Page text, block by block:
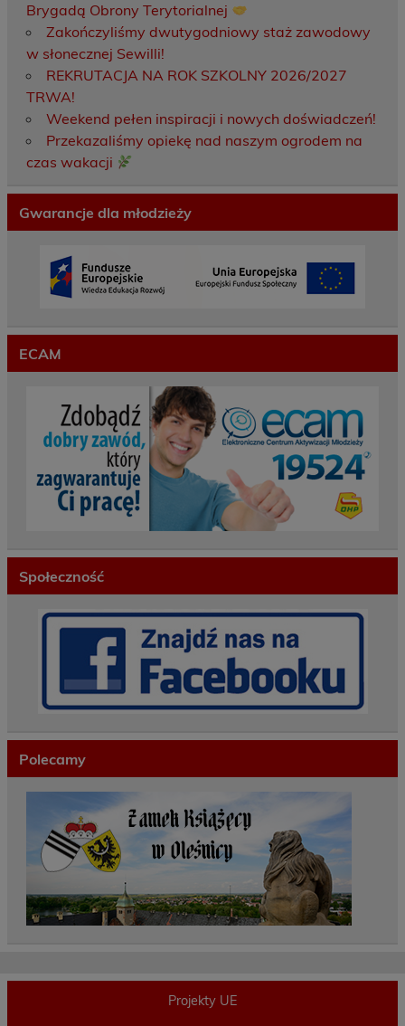
Brygadą Obrony Terytorialnej
Zakończyliśmy dwutygodniowy staż zawodowy
w słonecznej Sewilli!
REKRUTACJA NA ROK SZKOLNY 2026/2027
TRWA!
Weekend pełen inspiracji i nowych doświadczeń!
Przekazaliśmy opiekę nad naszym ogrodem na
czas wakacji
Gwarancje dla młodzieży
ECAM
Społeczność
Polecamy
Projekty UE